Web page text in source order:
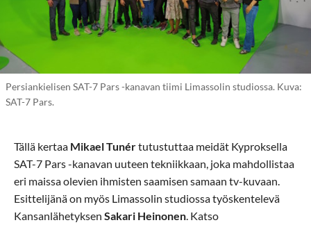
Persiankielisen SAT-7 Pars -kanavan tiimi Limassolin studiossa. Kuva:
SAT-7 Pars.
Tällä kertaa Mikael Tunértutustuttaa meidät Kyproksella
SAT-7 Pars -kanavan uuteen tekniikkaan, joka mahdollistaa
eri maissa olevien ihmisten saamisen samaan tv-kuvaan.
Esittelijänä on myös Limassolin studiossa työskentelevä
Kansanlähetyksen Sakari Heinonen . Katso